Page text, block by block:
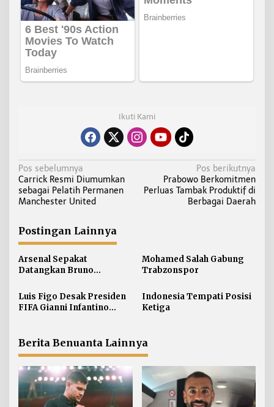
Ikuti Kami
N
a
v
g
a
s
i
o
Pos sebelumnya
Carrick Resmi Diumumkan
sebagai Pelatih Permanen
Manchester United
Pos berikutnya
Prabowo Berkomitmen
Perluas Tambak Produktif di
Berbagai Daerah
Postingan Lainnya
Arsenal Sepakat
Datangkan Bruno
Mohamed Salah Gabung
Trabzonspor
Luis Figo Desak Presiden
FIFA Gianni Infantino
Indonesia Tempati Posisi
Ketiga
Berita Benuanta Lainnya